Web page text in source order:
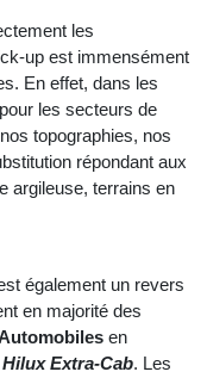
les
up est immensément
En effet, dans les
les secteurs de
topographies, nos
répondant aux
argileuse, terrains en
également un revers
en majorité des
en
Extra-Cab. Les